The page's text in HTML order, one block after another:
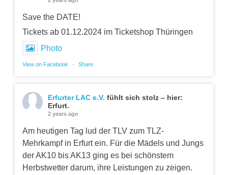
Save the DATE!
Tickets ab 01.12.2024 im Ticketshop Thüringen
Photo
View on Facebook · Share
Erfurter LAC e.V. fühlt sich stolz – hier:
Erfurt.
2 years ago
Am heutigen Tag lud der TLV zum TLZ-
Mehrkampf in Erfurt ein. Für die Mädels und Jungs
der AK10 bis AK13 ging es bei schönstem
Herbstwetter darum, ihre Leistungen zu zeigen.